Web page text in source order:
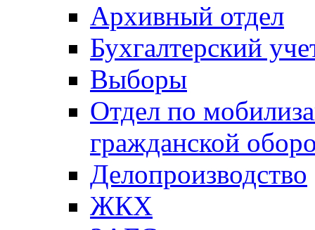
Архивный отдел
Бухгалтерский
Выборы
Отдел по
гражданской
Делопроизводство
ЖКХ